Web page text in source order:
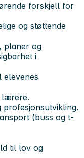
forskjell for
og støttende
planer og
i
elevenes
lærere.
(buss og t-
til lov og